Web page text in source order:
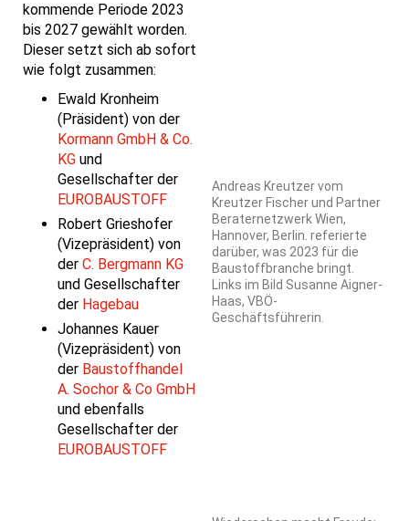
kommende Periode 2023
bis 2027 gewählt worden.
Dieser setzt sich ab sofort
wie folgt zusammen:
Ewald Kronheim
(Präsident) von der
Kormann GmbH & Co.
KG und
Gesellschafter der
EUROBAUSTOFF
Robert Grieshofer
(Vizepräsident) von
der C. Bergmann KG
und Gesellschafter
der Hagebau
Johannes Kauer
(Vizepräsident) von
der Baustoffhandel
A. Sochor & Co GmbH
und ebenfalls
Gesellschafter der
EUROBAUSTOFF
Andreas Kreutzer vom
Kreutzer Fischer und Partner
Beraternetzwerk Wien,
Hannover, Berlin. referierte
darüber, was 2023 für die
Baustoffbranche bringt.
Links im Bild Susanne Aigner-
Haas, VBÖ-
Geschäftsführerin.